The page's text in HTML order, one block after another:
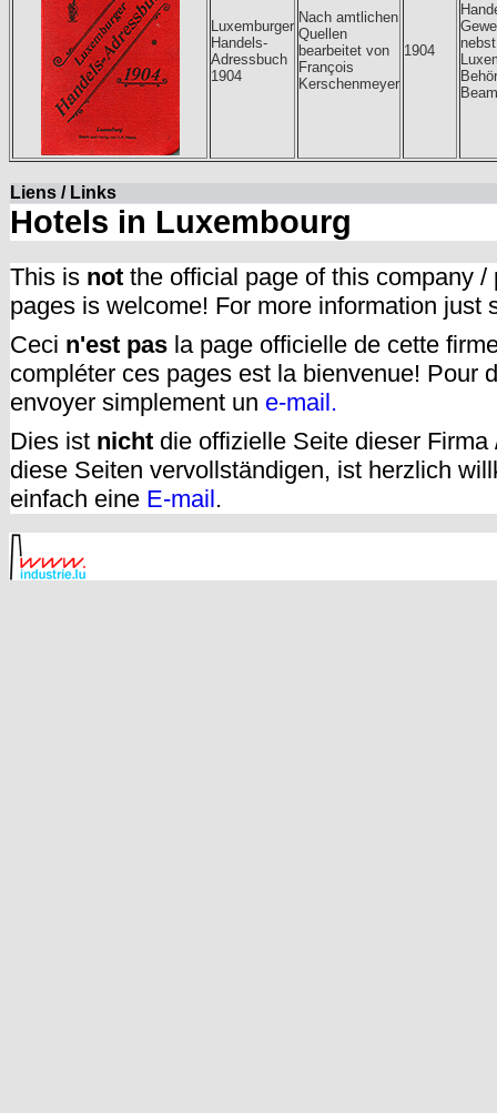
Luxemburger
Handels-
Adressbuch
1904
Nach amtlichen
Quellen
bearbeitet von
François
Kerschenmeyer
1904
Liens / Links
Hotels in Luxembourg
This is not the official page of this company
pages is welcome! For more information just
Ceci n'est pas la page officielle de cette
compléter ces pages est la bienvenue! Pour
envoyer simplement un e-mail.
Dies ist nicht die offizielle Seite dieser
diese Seiten vervollständigen, ist herzlich
einfach eine E-mail .